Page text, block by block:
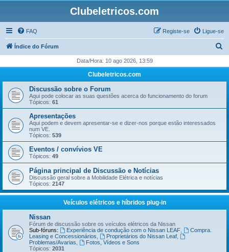
Clubeletricos.com
FAQ Ligue-se
Registe-se
Índice do Fórum
q
i
r
Data/Hora: 10 ago 2026, 13:59
Clubeletricos.com
Discussão sobre o Forum
Aqui pode colocar as suas questões acerca do funcionamento do forum
Tópicos: 61
Apresentações
Aqui podem e devem apresentar-se e dizer-nos porque estão interessados
num VE.
Tópicos: 539
Eventos / convívios VE
Tópicos: 49
Página principal de Discussão e Notícias
Discussão geral sobre a Mobilidade Elétrica e notícias
Tópicos: 2147
Veículos elétricos e híbridos plug-in
Nissan
Fórum de discussão sobre os veículos elétricos da Nissan
Sub-fóruns:
Experiência de condução com o Nissan LEAF,
Compra.
Leasing e Concessionários
Proprietários do Nissan Leaf,
Problemas/Avarias
Fotos, Vídeos e Sons
Tópicos: 2031